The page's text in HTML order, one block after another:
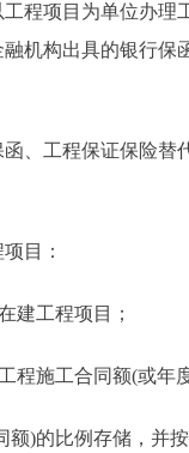
项目为单位办理
机构出具的银行保
工程保证保险替
目：
工程项目；
施工合同额(或年度
的比例存储，并按